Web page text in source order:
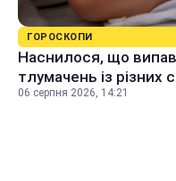
ГОРОСКОПИ
Наснилося, що
тлумачень із різних
06 серпня 2026, 14:21